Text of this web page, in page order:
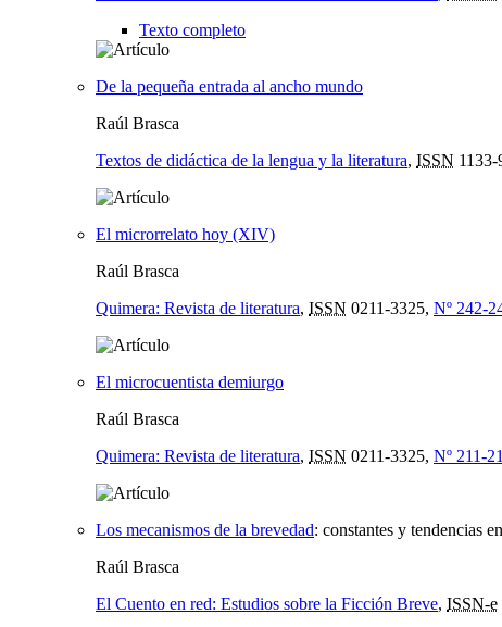
Texto completo
De la pequeña entrada al ancho mundo
Raúl Brasca
Textos de didáctica de la lengua y la literatura, ISSN 1133-
El microrrelato hoy (XIV)
Raúl Brasca
Quimera: Revista de literatura, ISSN 0211-3325, Nº 242-
El microcuentista demiurgo
Raúl Brasca
Quimera: Revista de literatura, ISSN 0211-3325, Nº 211-
Los mecanismos de la brevedad: constantes y tendencias
Raúl Brasca
El Cuento en red: Estudios sobre la Ficción Breve, ISSN-e